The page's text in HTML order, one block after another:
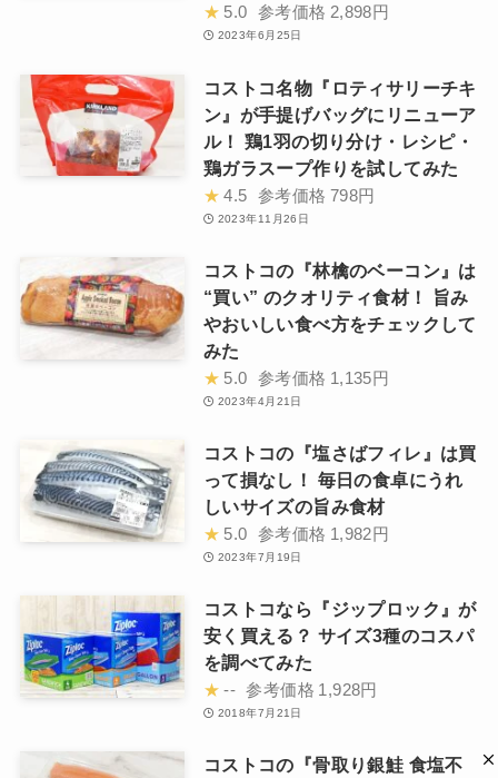
★ 5.0 参考価格 2,898円
2023年6月25日
コストコ名物『ロティサリーチキ
ン』が手提げバッグにリニューア
ル！ 鶏1羽の切り分け・レシピ・
鶏ガラスープ作りを試してみた
★ 4.5 参考価格 798円
2023年11月26日
コストコの『林檎のベーコン』は
“買い” のクオリティ食材！ 旨み
やおいしい食べ方をチェックして
みた
★ 5.0 参考価格 1,135円
2023年4月21日
コストコの『塩さばフィレ』は買
って損なし！ 毎日の食卓にうれ
しいサイズの旨み食材
★ 5.0 参考価格 1,982円
2023年7月19日
コストコなら『ジップロック』が
安く買える？ サイズ3種のコスパ
を調べてみた
★ -- 参考価格 1,928円
2018年7月21日
コストコの『骨取り銀鮭 食塩不